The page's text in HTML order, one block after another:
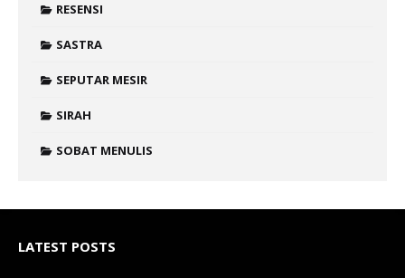
RESENSI
SASTRA
SEPUTAR MESIR
SIRAH
SOBAT MENULIS
LATEST POSTS